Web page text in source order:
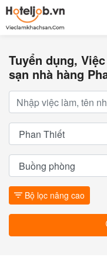
Tuyển dụng,
sạn nhà hàng
Bộ lọc nâng cao